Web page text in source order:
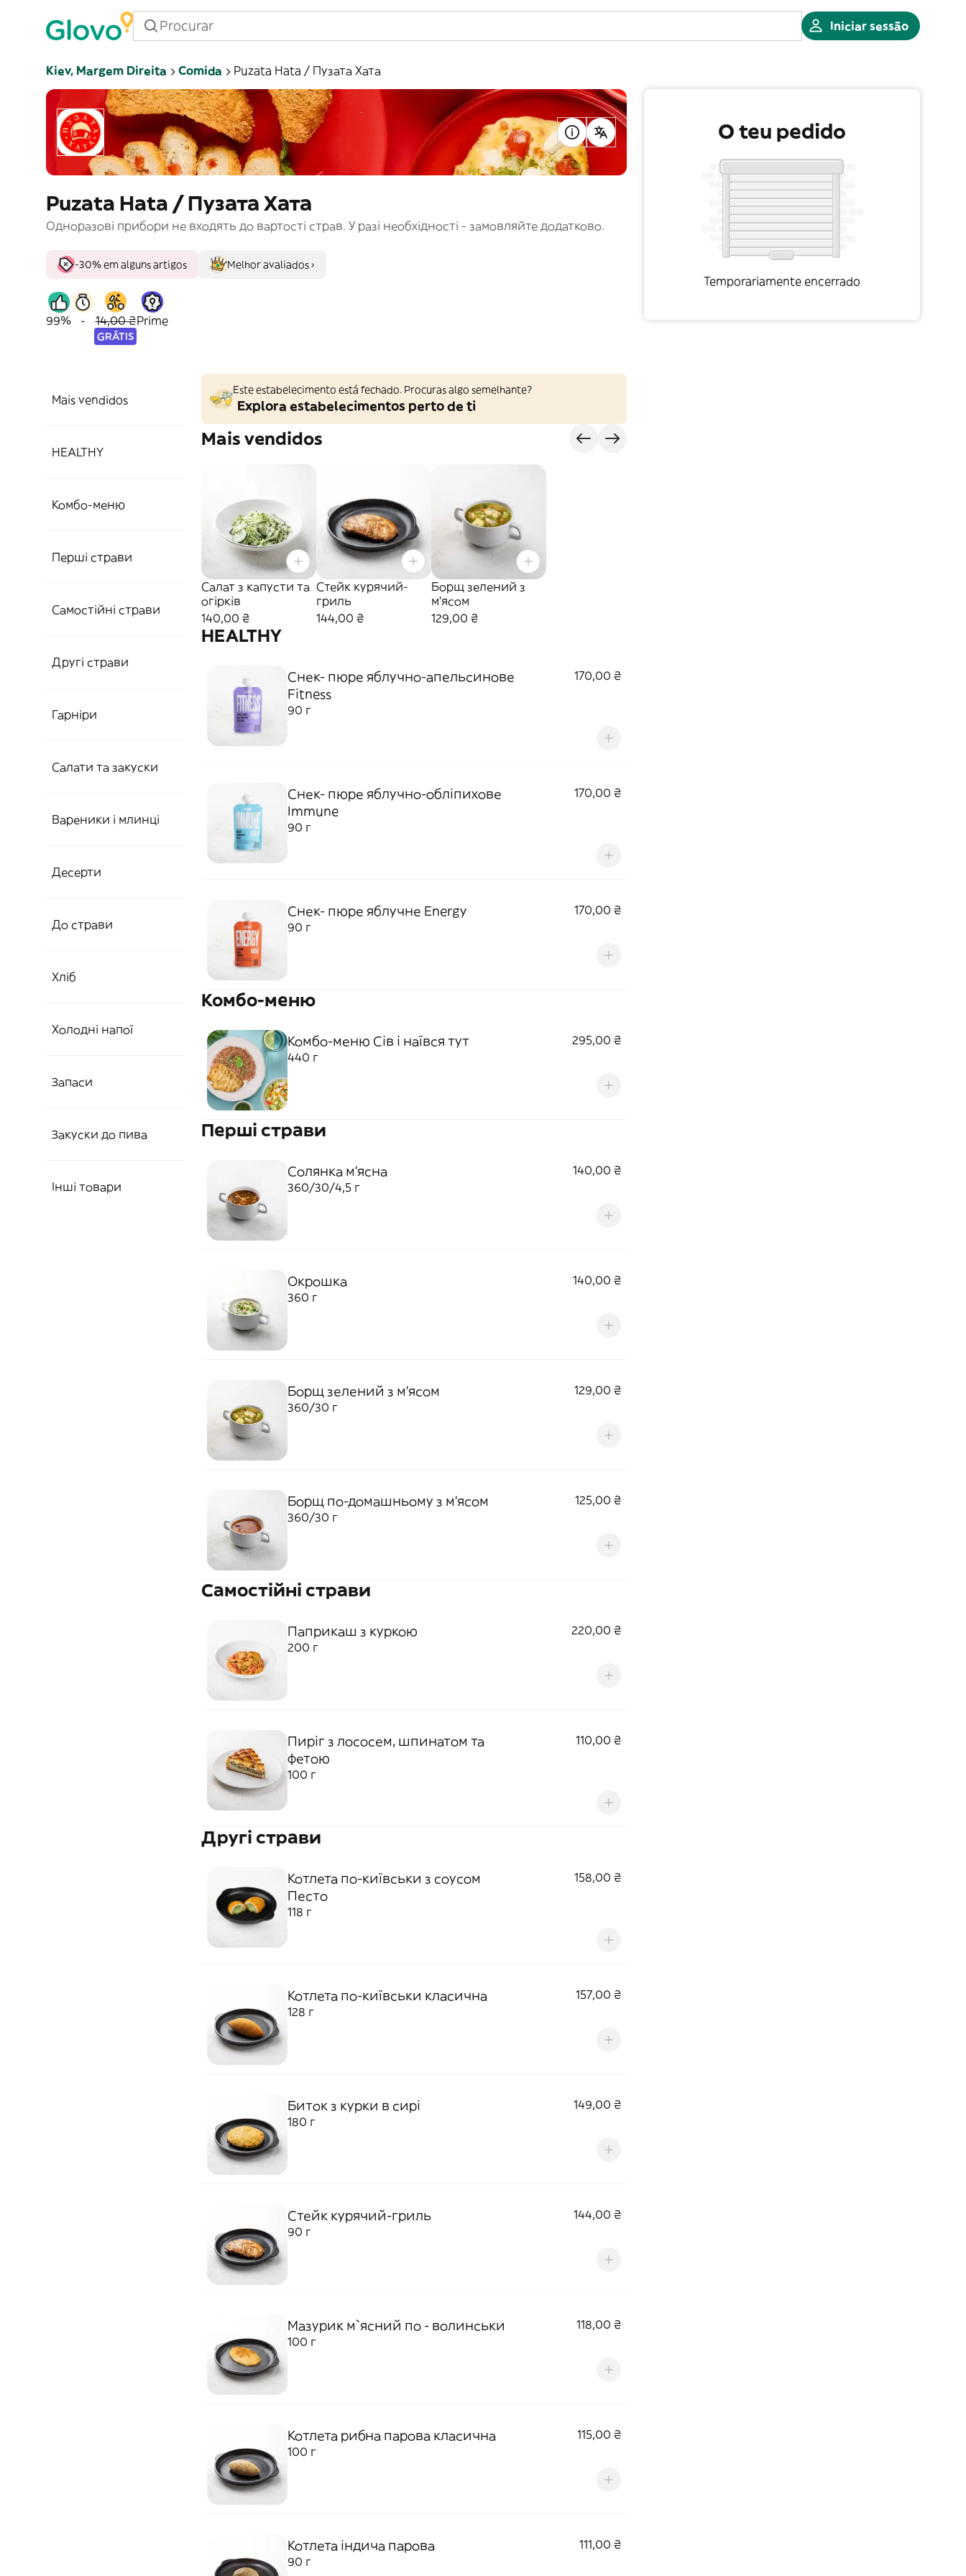
Iniciar sessão
Kiev, Margem Direita Comida Puzata Hata / Пузата Хата
Puzata Hata / Пузата Хата
Одноразові прибори не входять до вартості страв. У разі необхідності - замовляйте додатково.
-30% em alguns artigos Melhor avaliados ›
99% - 14,00 ₴
GRÁTIS
Prime
Mais vendidos
HEALTHY
Комбо-меню
Перші страви
Самостійні страви
Другі страви
Гарніри
Салати та закуски
Вареники і млинці
Десерти
До страви
Хліб
Холодні напої
Запаси
Закуски до пива
Інші товари
Este estabelecimento está fechado. Procuras algo semelhante?
Explora estabelecimentos perto de ti
Mais vendidos
Салат з капусти та
огірків
140,00 ₴
Стейк курячий-
гриль
144,00 ₴
Борщ зелений з
м'ясом
129,00 ₴
HEALTHY
Снек- пюре яблучно-апельсинове
Fitness
170,00 ₴
90 г
Снек- пюре яблучно-обліпихове
Immune
170,00 ₴
90 г
Снек- пюре яблучне Energy
170,00 ₴
90 г
Комбо-меню
Комбо-меню Сів і наївся тут
295,00 ₴
440 г
Перші страви
Солянка м'ясна
140,00 ₴
360/30/4,5 г
Окрошка
140,00 ₴
360 г
Борщ зелений з м'ясом
129,00 ₴
360/30 г
Борщ по-домашньому з м'ясом
125,00 ₴
360/30 г
Самостійні страви
Паприкаш з куркою
220,00 ₴
200 г
Пиріг з лососем, шпинатом та
фетою
110,00 ₴
100 г
Другі страви
Котлета по-київськи з соусом
Песто
158,00 ₴
118 г
Котлета по-київськи класична
157,00 ₴
128 г
Биток з курки в сирі
149,00 ₴
180 г
Стейк курячий-гриль
144,00 ₴
90 г
Мазурик м`ясний по - волинськи
118,00 ₴
100 г
Котлета рибна парова класична
115,00 ₴
100 г
Котлета індича парова
111,00 ₴
90 г
O teu pedido
Temporariamente encerrado